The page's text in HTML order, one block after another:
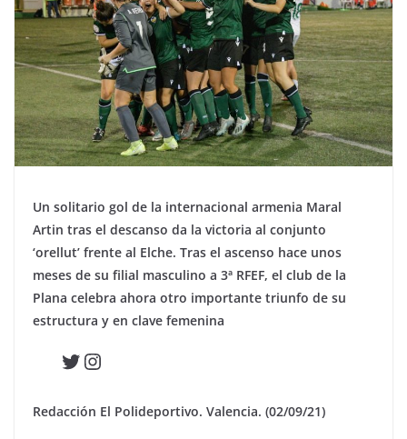
Un solitario gol de la internacional armenia Maral
Artin tras el descanso da la victoria al conjunto
‘orellut’ frente al Elche. Tras el ascenso hace unos
meses de su filial masculino a 3ª RFEF, el club de la
Plana celebra ahora otro importante triunfo de su
estructura y en clave femenina
Twitter
Instagram
Redacción El Polideportivo. Valencia. (02/09/21)